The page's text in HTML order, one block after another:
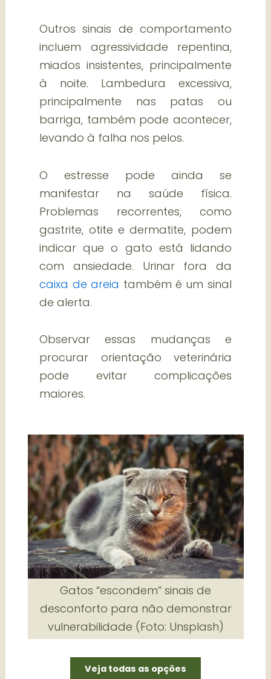
Outros sinais de comportamento
incluem agressividade repentina,
miados insistentes, principalmente
à noite. Lambedura excessiva,
principalmente nas patas ou
barriga, também pode acontecer,
levando à falha nos pelos.
O estresse pode ainda se
manifestar na saúde física.
Problemas recorrentes, como
gastrite, otite e dermatite, podem
indicar que o gato está lidando
com ansiedade. Urinar fora da
caixa de areia também é um sinal
de alerta.
Observar essas mudanças e
procurar orientação veterinária
pode evitar complicações
maiores.
Gatos “escondem” sinais de
desconforto para não demonstrar
vulnerabilidade (Foto: Unsplash)
Veja todas as opções